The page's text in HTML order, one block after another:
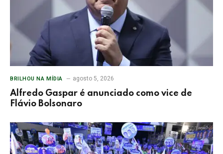
BRILHOU NA MÍDIA agosto 5, 2026
Alfredo Gaspar é anunciado como vice de
Flávio Bolsonaro